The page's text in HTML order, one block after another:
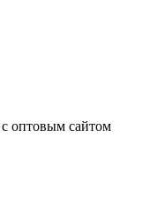
с оптовым сайтом